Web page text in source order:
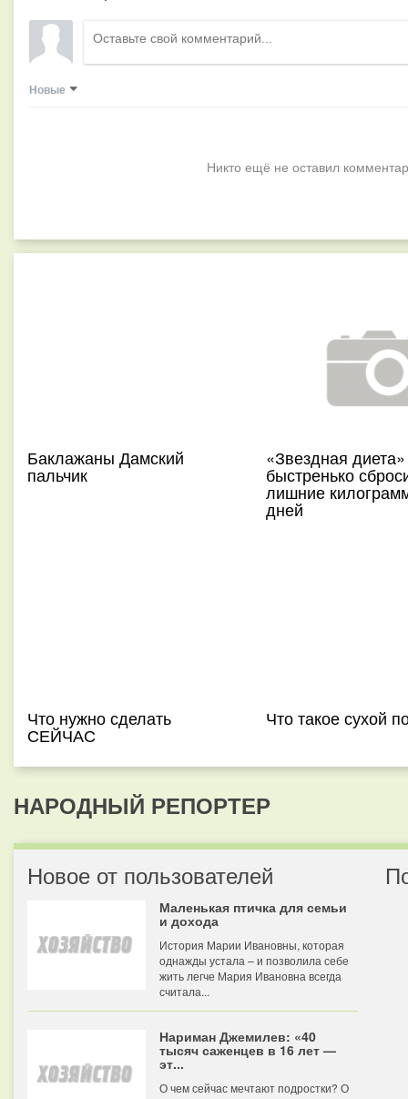
Новые
Никто ещё не оставил
Баклажаны Дамский
пальчик
«Звездная
быстренько
лишние
дней
Что нужно сделать
СЕЙЧАС
Что такое сухой
НАРОДНЫЙ РЕПОРТЕР
Новое от пользователей
Маленькая птичка для семьи
и дохода
История Марии Ивановны, которая
однажды устала – и позволила себе
жить легче Мария Ивановна всегда
считала...
Нариман Джемилев: «40
тысяч саженцев в 16 лет —
эт...
О чем сейчас мечтают подростки? О